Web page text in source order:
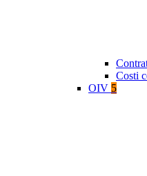
Costi
OIV 5